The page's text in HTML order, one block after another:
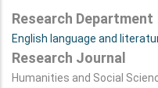
Research Department
English language and
Research Journal
Humanities and Social